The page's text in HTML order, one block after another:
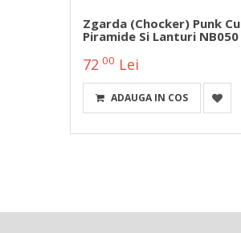
Zgarda (chocker) Punk Cu
Piramide Si Lanturi NB050
72 00 Lei
ADAUGA IN COS